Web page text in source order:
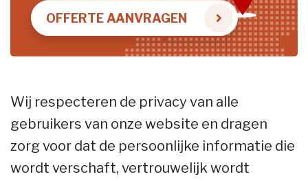
OFFERTE AANVRAGEN
Wij respecteren de privacy van alle
gebruikers van onze website en dragen
zorg voor dat de persoonlijke informatie die
wordt verschaft, vertrouwelijk wordt